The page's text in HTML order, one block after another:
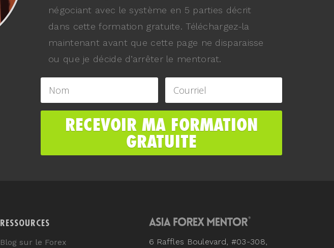
négociant avec le système en 5 parties décrit
dans cette formation gratuite. Téléchargez-la
maintenant avant que cette page ne disparaisse
ou que je décide d’arrêter le mentorat.
RESSOURCES
Blog sur le Forex 6 Raffles Boulevard, #03-308,